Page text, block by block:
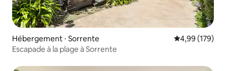
Hébergement ⋅ Sorrente Évaluation
4,99 (179)
Escapade à la plage à Sorrente